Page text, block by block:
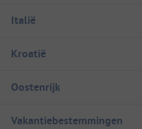
Italië
Kroatië
Oostenrijk
Vakantiebestemmingen